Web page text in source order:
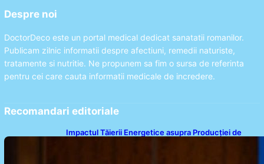
Despre noi
DoctorDeco este un portal medical dedicat sanatatii romanilor.
Publicam zilnic informatii despre afectiuni, remedii naturiste,
tratamente si nutritie. Ne propunem sa fim o sursa de referinta
pentru cei care cauta informatii medicale de incredere.
Recomandari editoriale
Impactul Tăierii Energetice asupra Producției de